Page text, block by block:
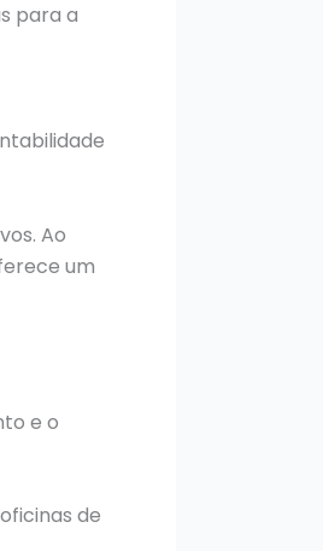
para a
Ao
um
e o
de